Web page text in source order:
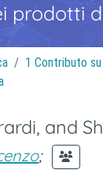
prodotti
1 Contributo
and
;